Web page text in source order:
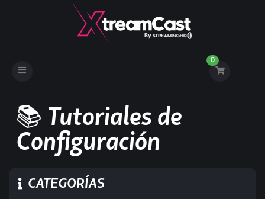
Toggle
0
📚 Tutoriales de
Configuración
CATEGORÍAS